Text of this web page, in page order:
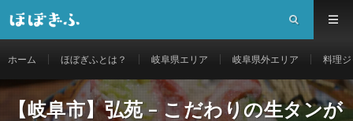
ホーム ほぼぎふとは？ 岐阜県エリア 岐阜県外エリア 料理
【岐阜市】弘苑 – こだわりの生タンが